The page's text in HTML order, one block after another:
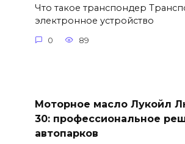
Что такое транспондер
электронное устройство
0 89
Моторное масло Лукойл
30: профессиональное
автопарков